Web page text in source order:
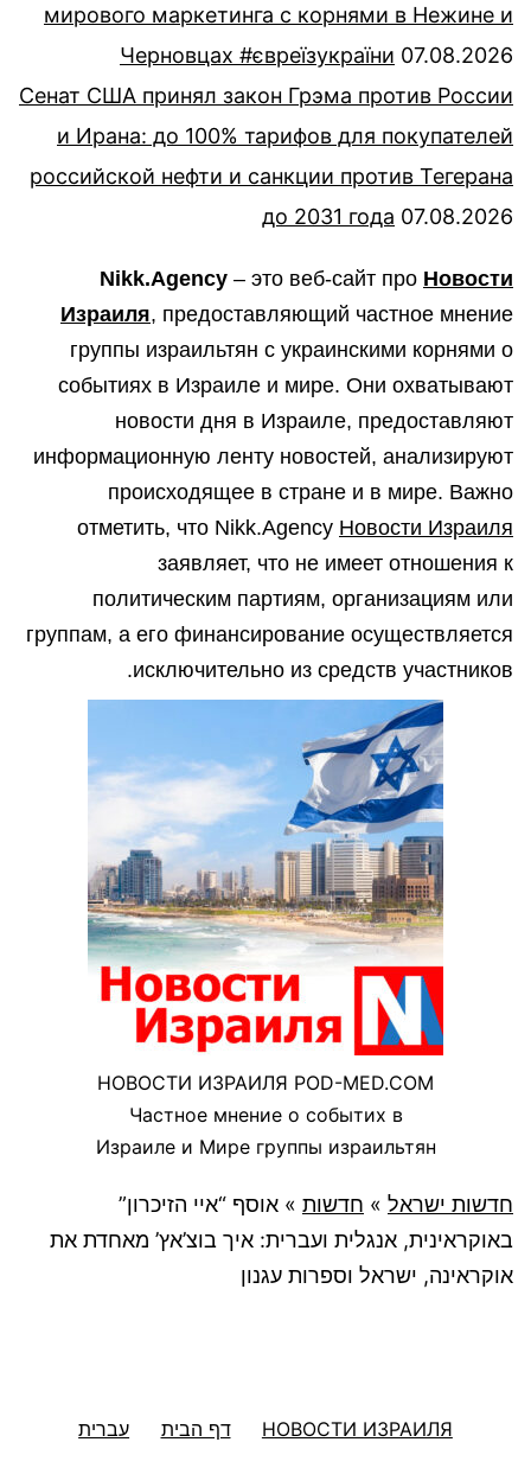
мирового маркетинга с корнями в Нежине и
Черновцах #євреїзукраїни 07.08.2026
Сенат США принял закон Грэма против России
и Ирана: до 100% тарифов для покупателей
российской нефти и санкции против Тегерана
до 2031 года 07.08.2026
Nikk.Agency – это веб-сайт про Новости
Израиля, предоставляющий частное мнение
группы израильтян с украинскими корнями о
событиях в Израиле и мире. Они охватывают
новости дня в Израиле, предоставляют
информационную ленту новостей, анализируют
происходящее в стране и в мире. Важно
отметить, что Nikk.Agency Новости Израиля
заявляет, что не имеет отношения к
политическим партиям, организациям или
группам, а его финансирование осуществляется
исключительно из средств участников.
НОВОСТИ ИЗРАИЛЯ POD-MED.COM
Частное мнение о событих в
Израиле и Мире группы израильтян
חדשות ישראל » חדשות » אוסף “איי הזיכרון”
באוקראינית, אנגלית ועברית: איך בוצ’אץ’ מאחדת את
אוקראינה, ישראל וספרות עגנון
НОВОСТИ ИЗРАИЛЯ דף הבית עברית